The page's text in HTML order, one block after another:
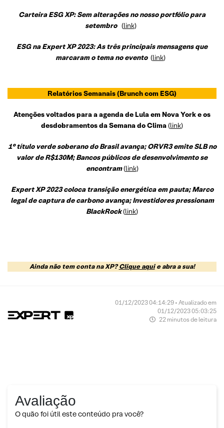
Carteira ESG XP: Sem alterações no nosso portfólio para
setembro (link)
ESG na Expert XP 2023: As três principais mensagens que
marcaram o tema no evento (link)
Relatórios Semanais(Brunch com ESG)
Atenções voltados para a agenda de Lula em Nova York e os
desdobramentos da Semana do Clima(link)
1° título verde soberano do Brasil avança; ORVR3 emite SLB no
valor de R$130M; Bancos públicos de desenvolvimento se
encontram(link)
Expert XP 2023 coloca transição energética em pauta; Marco
legal de captura de carbono avança; Investidores pressionam
BlackRock(link)
Ainda não tem conta na XP?Clique aquie abra a sua!
01/12/2023 04:14:29 • Atualizado em
01/12/2023 05:03:25
22 minutos de leitura
Avaliação
O quão foi útil este conteúdo pra você?